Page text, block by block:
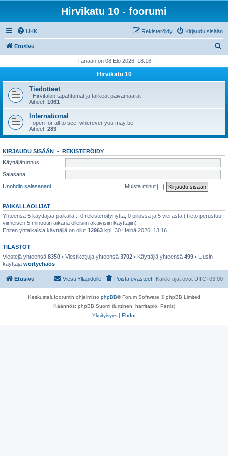
Hirvikatu 10 - foorumi
UKK Kirjaudu sisään
Rekisteröidy
Etusivu
i
Tänään on 08 Elo 2026, 18:16
Hirvikatu 10
Tiedotteet
- Hirvitalon tapahtumat ja tärkeät päivämäärät
Aiheet: 1061
International
- open for all to see, wherever you may be
Aiheet: 283
KIRJAUDU SISÄÄN • REKISTERÖIDY
Käyttäjätunnus:
Salasana:
Unohdin salasanani
Muista minut
PAIKALLAOLIJAT
Yhteensä 5 käyttäjää paikalla :: 0 rekisteröitynyttä, 0 piilossa ja 5 vierasta (Tieto perustuu
viimeisen 5 minuutin aikana olleisiin aktiivisiin käyttäjiin)
Eniten yhtaikaisia käyttäjiä on ollut 12963 kpl, 30 Heinä 2026, 13:16
TILASTOT
Viestejä yhteensä 8350 • Viestiketjuja yhteensä 3702 • Käyttäjiä yhteensä 499 • Uusin
käyttäjä wortychaos
Etusivu Kaikki ajat ovat UTC+03:00
Poista evästeet
Viesti Ylläpidolle
Keskustelufoorumin ohjelmisto phpBB® Forum Software © phpBB Limited
Käännös: phpBB Suomi (lurttinen, harritapio, Pettis)
Yksityisyys | Ehdot